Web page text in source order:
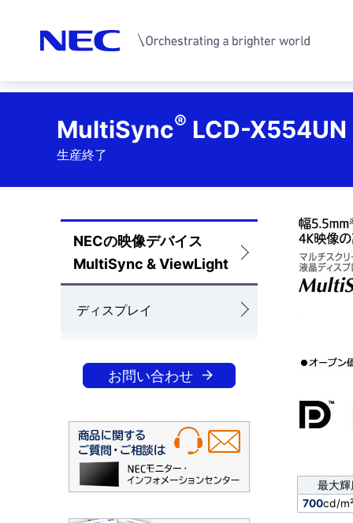
イ
ト
の
現
在
MultiSync® LCD-X554UN
生産終了
ロ
ー
カ
ゲ
シ
NECの映像デバイス
MultiSync & ViewLight
ディスプレイ
お問い合わせ
最大輝
700cd/